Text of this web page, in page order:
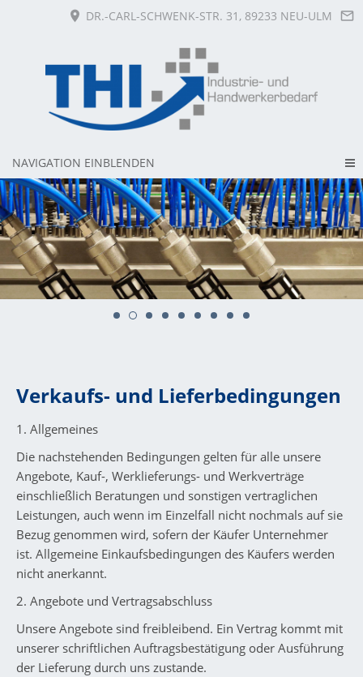
DR.-CARL-SCHWENK-STR. 31, 89233 NEU-ULM
NAVIGATION EINBLENDEN
Verkaufs- und Lieferbedingungen
1. Allgemeines
Die nachstehenden Bedingungen gelten für alle unsere
Angebote, Kauf-, Werklieferungs- und Werkverträge
einschließlich Beratungen und sonstigen vertraglichen
Leistungen, auch wenn im Einzelfall nicht nochmals auf sie
Bezug genommen wird, sofern der Käufer Unternehmer
ist. Allgemeine Einkaufsbedingungen des Käufers werden
nicht anerkannt.
2. Angebote und Vertragsabschluss
Unsere Angebote sind freibleibend. Ein Vertrag kommt mit
unserer schriftlichen Auftragsbestätigung oder Ausführung
der Lieferung durch uns zustande.